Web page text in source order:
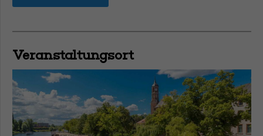
Veranstaltungsort